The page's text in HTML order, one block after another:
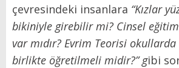
çevresindeki insanlara “Kızlar
bikiniyle girebilir mi? Cinsel
var mıdır? Evrim Teorisi
birlikte öğretilmeli midir?” gibi